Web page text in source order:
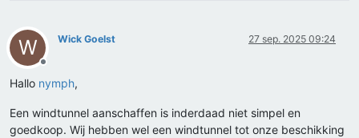
W
Offline
Wick Goelst 27 sep. 2025 09:24
Hallo nymph,
Een windtunnel aanschaffen is inderdaad niet simpel en
goedkoop. Wij hebben wel een windtunnel tot onze beschikking